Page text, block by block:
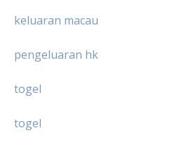
keluaran macau
pengeluaran hk
togel
togel